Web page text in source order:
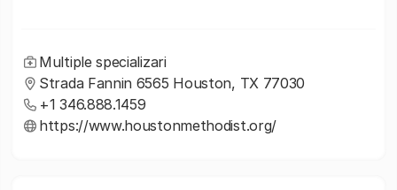
Multiple specializari
Strada Fannin 6565 Houston, TX 77030
+1 346.888.1459
https://www.houstonmethodist.org/